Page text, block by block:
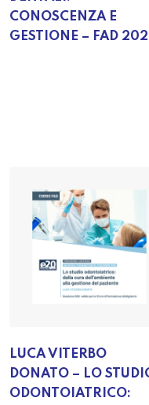
CONOSCENZA E
GESTIONE – FAD
LUCA VITERBO
DONATO – LO
ODONTOIATRICO: